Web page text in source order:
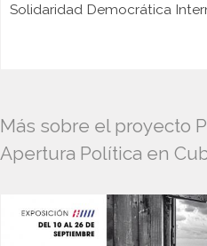
Solidaridad Democrática
Más sobre el proyecto
Apertura Política en